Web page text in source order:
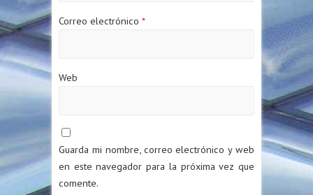
Correo electrónico *
Web
Guarda mi nombre, correo electrónico y web
en este navegador para la próxima vez que
comente.